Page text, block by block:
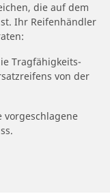
die auf dem
Ihr Reifenhändler
Tragfähigkeits-
von der
vorgeschlagene